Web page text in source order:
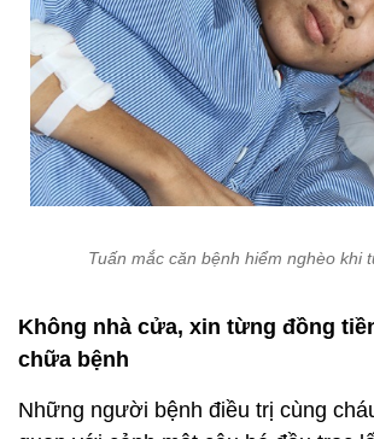
Tuấn mắc căn bệnh hiểm nghèo khi
Không nhà cửa, xin từng đồng
chữa bệnh
Những người bệnh điều trị cùng